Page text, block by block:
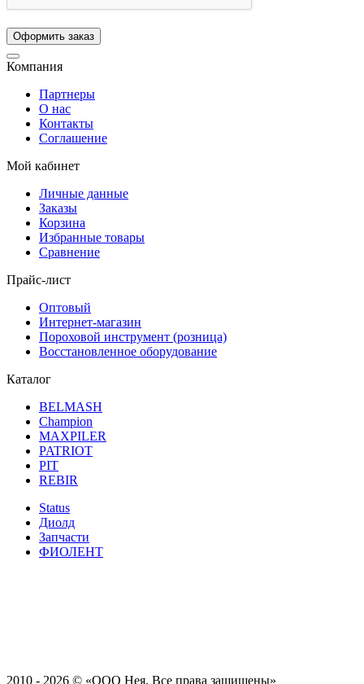
Компания
Партнеры
О нас
Контакты
Соглашение
Мой кабинет
Личные данные
Заказы
Корзина
Избранные товары
Сравнение
Прайс-лист
Оптовый
Интернет-магазин
Пороховой инструмент (розница)
Восстановленное оборудование
Каталог
BELMASH
Champion
MAXPILER
PATRIOT
PIT
REBIR
Status
Диолд
Запчасти
ФИОЛЕНТ
2010 - 2026 © «ООО Нея. Все права защищены»